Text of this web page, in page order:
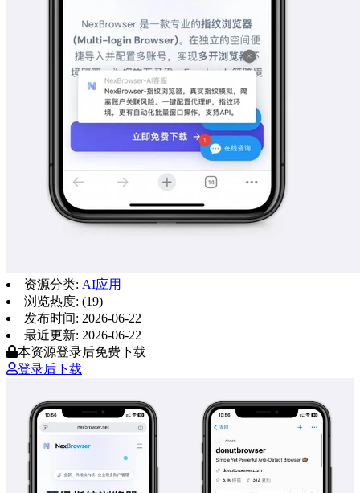
资源分类: AI应用
浏览热度: (19)
发布时间: 2026-06-22
最近更新: 2026-06-22
本资源登录后免费下载
登录后下载